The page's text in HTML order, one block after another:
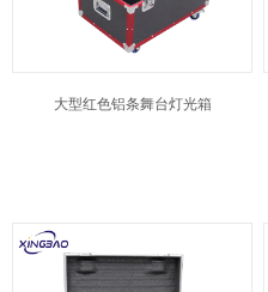
大型红色铝条舞台灯光箱